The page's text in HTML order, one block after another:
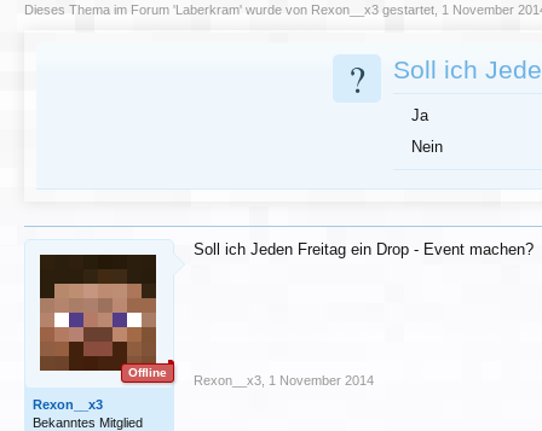
Dieses Thema im Forum 'Laberkram' wurde von Rexon__x3 gestartet, 1 November
? Soll ich
Ja
Nein
Offline
Rexon__x3
Bekanntes Mitglied
Soll ich Jeden Freitag ein Drop - Event machen?
Rexon__x3 1 November 2014